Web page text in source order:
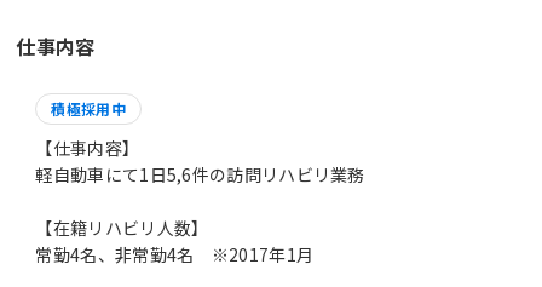
仕事内容
積極採用中
【仕事内容】
軽自動車にて1日5,6件の訪問リハビリ業務
【在籍リハビリ人数】
常勤4名、非常勤4名 ※2017年1月